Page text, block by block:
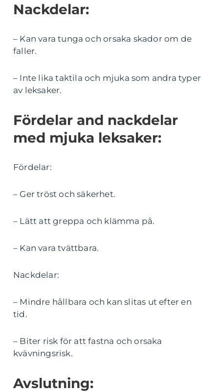
Nackdelar:
– Kan vara tunga och orsaka skador om de
faller.
– Inte lika taktila och mjuka som andra typer
av leksaker.
Fördelar and nackdelar
med mjuka leksaker:
Fördelar:
– Ger tröst och säkerhet.
– Lätt att greppa och klämma på.
– Kan vara tvättbara.
Nackdelar:
– Mindre hållbara och kan slitas ut efter en
tid.
– Biter risk för att fastna och orsaka
kvävningsrisk.
Avslutning: